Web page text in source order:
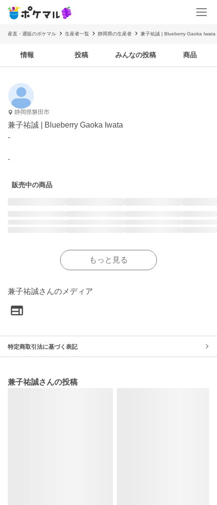
産直・通販のポケマル 生産者一覧 静岡県の生産者 兼子祐誠 | Blueberry Gaoka Iwata
情報 投稿 みんなの投稿 商品
静岡県磐田市
兼子祐誠 | Blueberry Gaoka Iwata
-
-
販売中の商品
もっと見る
兼子祐誠さんのメディア
特定商取引法に基づく表記
兼子祐誠さんの投稿